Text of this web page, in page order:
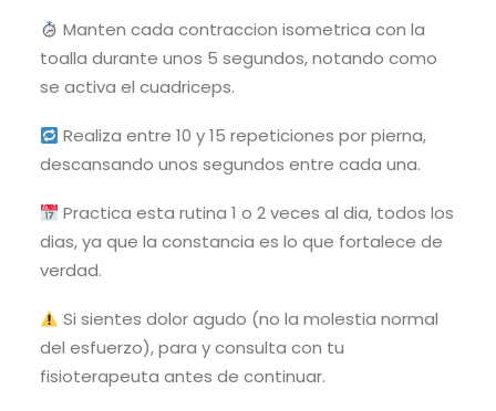
Manten cada contraccion isometrica con la
toalla durante unos 5 segundos, notando como
se activa el cuadriceps.
Realiza entre 10 y 15 repeticiones por pierna,
descansando unos segundos entre cada una.
Practica esta rutina 1 o 2 veces al dia, todos los
dias, ya que la constancia es lo que fortalece de
verdad.
Si sientes dolor agudo (no la molestia normal
del esfuerzo), para y consulta con tu
fisioterapeuta antes de continuar.